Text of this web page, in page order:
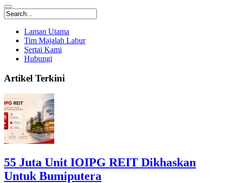
Laman Utama
Tim Majalah Labur
Sertai Kami
Hubungi
Artikel Terkini
55 Juta Unit IOIPG REIT Dikhaskan
Untuk Bumiputera